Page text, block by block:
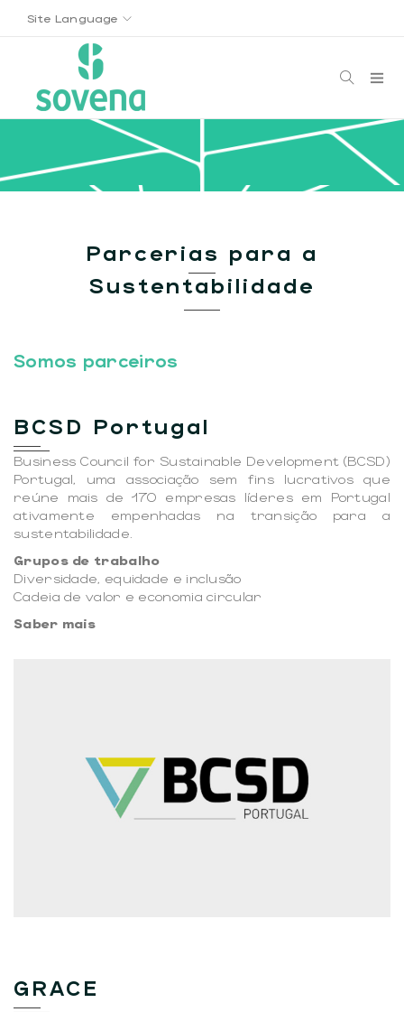
Site Language
Parcerias para a
Sustentabilidade
Somos parceiros
BCSD Portugal
Business Council for Sustainable Development (BCSD)
Portugal, uma associação sem fins lucrativos que
reúne mais de 170 empresas líderes em Portugal
ativamente empenhadas na transição para a
sustentabilidade.
Grupos de trabalho
Diversidade, equidade e inclusão
Cadeia de valor e economia circular
Saber mais
GRACE